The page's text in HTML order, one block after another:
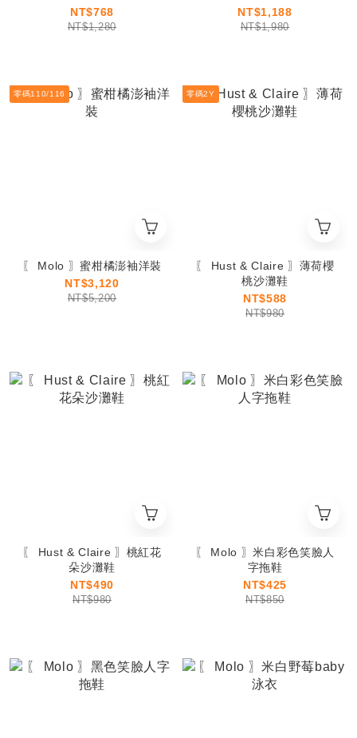
NT$768
NT$1,280
NT$1,188
NT$1,980
零碼110/116
〖 Molo 〗蜜柑橘澎袖洋裝
NT$3,120
NT$5,200
零碼2Y
〖 Hust & Claire 〗薄荷櫻
桃沙灘鞋
NT$588
NT$980
〖 Hust & Claire 〗桃紅花
朵沙灘鞋
NT$490
NT$980
〖 Molo 〗米白彩色笑臉人
字拖鞋
NT$425
NT$850